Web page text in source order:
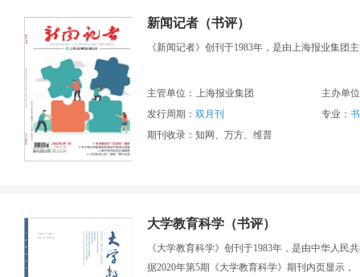
新闻记者（书评）
《新闻记者》创刊于1983年，是由上海报业集
主管单位： 上海报业集团
主办单
发行周期： 双月刊 专业：
期刊收录：知网、万方、维普
大学教育科学（书评）
《大学教育科学》创刊于1983年，是由中华人
据2020年第5期《大学教育科学》期刊内页显示